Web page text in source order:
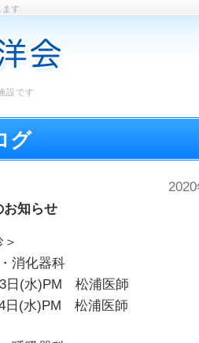
ます
設です
グ
お知らせ
消化器科
日(水)PM 松浦医師
日(水)PM 松浦医師